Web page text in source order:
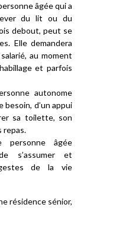
âgée qui a
du lit ou du
debout, peut se
Elle demandera
au moment
et parfois
autonome
besoin, d’un appui
sa toilette, son
repas.
âgée
s’assumer et
de la vie
résidence sénior,